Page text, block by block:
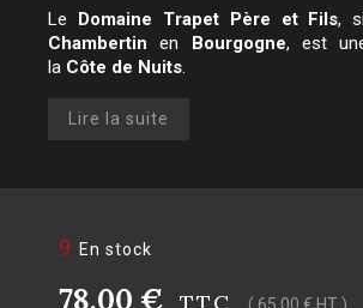
Le Domaine Trapet Père et Fils,
Chambertin en Bourgogne, est
la Côte de Nuits.
Lire la suite
9 En stock
78,00 €